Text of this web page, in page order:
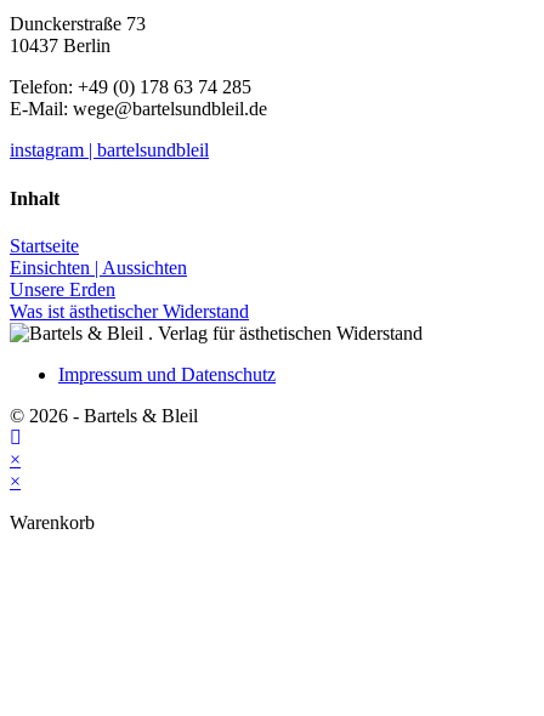
Dunckerstraße 73
10437 Berlin
Telefon: +49 (0) 178 63 74 285
E-Mail: wege@bartelsundbleil.de
instagram | bartelsundbleil
Inhalt
Startseite
Einsichten | Aussichten
Unsere Erden
Was ist ästhetischer Widerstand
Impressum und Datenschutz
© 2026 - Bartels & Bleil
×
×
Warenkorb